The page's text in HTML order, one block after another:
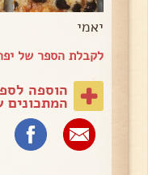
יאמי
לקבלת הספר של
הוספה
המתכונים